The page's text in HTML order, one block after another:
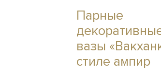
Парные
вазы
стиле ампир